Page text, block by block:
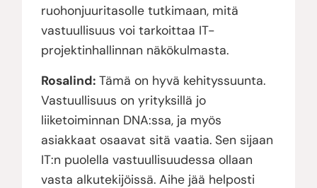
ruohonjuuritasolle tutkimaan, mitä
vastuullisuus voi tarkoittaa IT-
projektinhallinnan näkökulmasta.
Rosalind:Tämä on hyvä kehityssuunta.
Vastuullisuus on yrityksillä jo
liiketoiminnan DNA:ssa, ja myös
asiakkaat osaavat sitä vaatia. Sen sijaan
IT:n puolella vastuullisuudessa ollaan
vasta alkutekijöissä. Aihe jää helposti